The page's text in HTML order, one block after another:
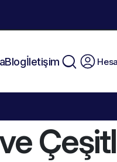
Blogİletişim